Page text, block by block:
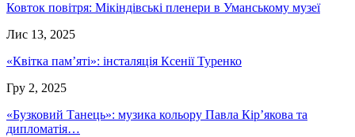
Ковток повітря: Мікіндівські пленери в Уманському музеї
Лис 13, 2025
«Квітка пам’яті»: інсталяція Ксенії Туренко
Гру 2, 2025
«Бузковий Танець»: музика кольору Павла Кір’якова та
дипломатія…